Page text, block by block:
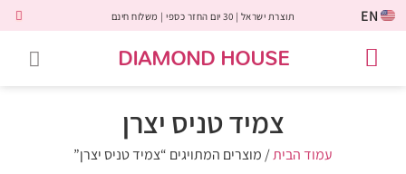
EN תוצרת ישראל | 30 יום החזר כספי | משלוח חינם
DIAMOND HOUSE
צמיד טניס יצרן
עמוד הבית/ מוצרים המתויגים “צמיד טניס יצרן”